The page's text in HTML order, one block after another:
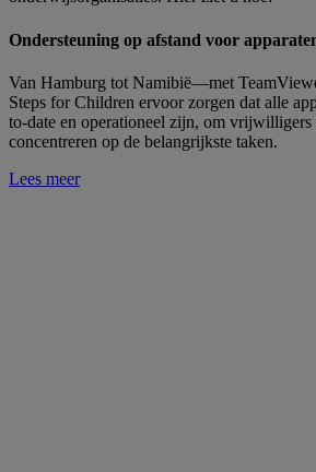
Ondersteuning op afstand voor
Van Hamburg tot Namibië—met
Steps for Children ervoor zorgen dat alle
to-date en operationeel zijn, om vrijwilligers
concentreren op de belangrijkste taken.
Lees meer